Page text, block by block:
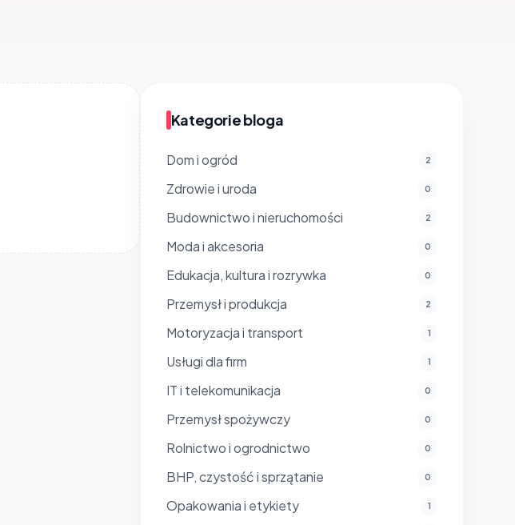
Kategorie bloga
Dom i ogród 2
Zdrowie i uroda 0
Budownictwo i nieruchomości 2
Moda i akcesoria 0
Edukacja, kultura i rozrywka 0
Przemysł i produkcja 2
Motoryzacja i transport 1
Usługi dla firm 1
IT i telekomunikacja 0
Przemysł spożywczy 0
Rolnictwo i ogrodnictwo 0
BHP, czystość i sprzątanie 0
Opakowania i etykiety 1